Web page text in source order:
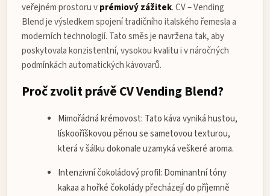
veřejném prostoru vprémiový zážitek.CV – Vending
Blendje výsledkem spojení tradičního italského řemesla a
moderních technologií. Tato směs je navržena tak, aby
poskytovala konzistentní, vysokou kvalitu i v náročných
podmínkách automatických kávovarů.
Proč zvolit právě CV Vending Blend?
Mimořádná krémovost: Tato káva vyniká hustou,
lískooříškovou pěnou se sametovou texturou,
která v šálku dokonale uzamyká veškeré aroma.
Intenzivní čokoládový profil: Dominantní tóny
kakaa a hořké čokolády přecházejí do příjemně